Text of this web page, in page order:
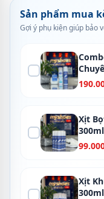
Sản phẩm mua
Gợi ý phụ kiện giúp bảo
Xịt
300ml
Xịt
300ml